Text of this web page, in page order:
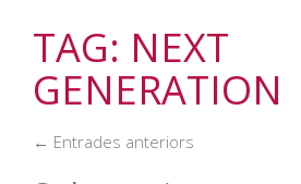
TAG: NEXT
GENERATION
← Entrades anteriors